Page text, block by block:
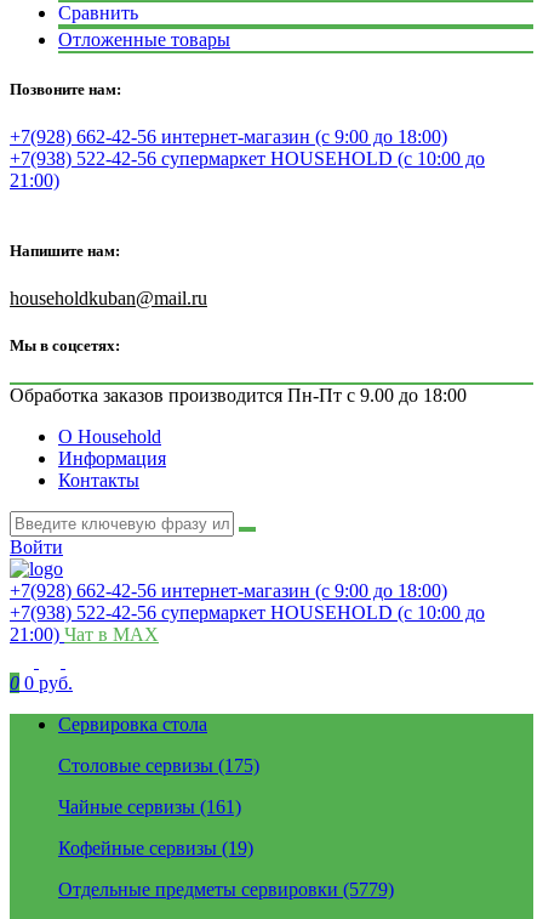
Сравнить
Отложенные товары
Позвоните нам:
+7(928) 662-42-56 интернет-магазин (с 9:00 до 18:00)
+7(938) 522-42-56 супермаркет HOUSEHOLD (с 10:00 до
21:00)
Напишите нам:
householdkuban@mail.ru
Мы в соцсетях:
Обработка заказов производится Пн-Пт с 9.00 до 18:00
О Household
Информация
Контакты
Войти
+7(928) 662-42-56 интернет-магазин (с 9:00 до 18:00)
+7(938) 522-42-56 супермаркет HOUSEHOLD (с 10:00 до
21:00) Чат в MAX
0 0 руб.
Сервировка стола
Столовые сервизы (175)
Чайные сервизы (161)
Кофейные сервизы (19)
Отдельные предметы сервировки (5779)